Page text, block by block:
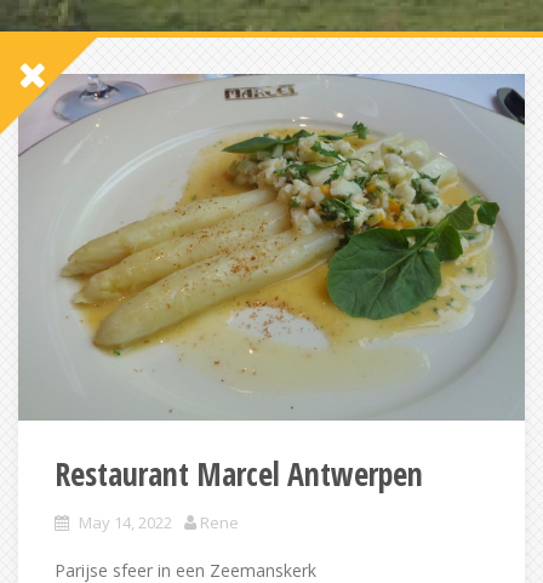
Restaurant Marcel Antwerpen
May 14, 2022 Rene
Parijse sfeer in een Zeemanskerk